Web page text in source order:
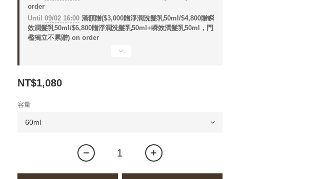
order
Until 09/02 16:00滿額贈($3,000贈淨潤洗髮乳50ml/$4,800贈瞬
效潤髮乳50ml/$6,800贈淨潤洗髮乳50ml+瞬效潤髮乳50ml，門
檻獨立不累贈) on order
NT$1,080
容量